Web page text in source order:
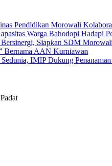
Pendidikan Morowali
Warga Bahodopi Hadapi
Siapkan SDM
Bernama AAN Kurniawan
IMIP Dukung